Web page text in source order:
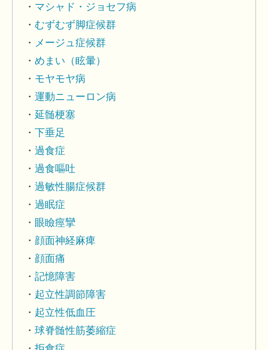
マシャド・ジョセフ病
むずむず脚症候群
メージュ症候群
めまい（眩暈）
モヤモヤ病
運動ニューロン病
延髄梗塞
下垂足
過食症
過食嘔吐
過敏性腸症候群
過眠症
眼瞼痙攣
顔面神経麻痺
顔面痛
記憶障害
起立性調節障害
起立性低血圧
球脊髄性筋萎縮症